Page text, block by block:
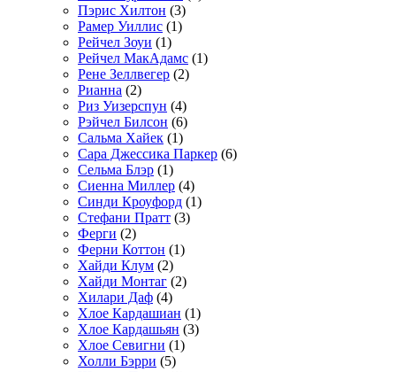
Пэрис Хилтон (3)
Рамер Уиллис (1)
Рейчел Зоуи (1)
Рейчел МакАдамс (1)
Рене Зеллвегер (2)
Рианна (2)
Риз Уизерспун (4)
Рэйчел Билсон (6)
Сальма Хайек (1)
Сара Джессика Паркер (6)
Сельма Блэр (1)
Сиенна Миллер (4)
Синди Кроуфорд (1)
Стефани Пратт (3)
Ферги (2)
Ферни Коттон (1)
Хайди Клум (2)
Хайди Монтаг (2)
Хилари Даф (4)
Хлое Кардашиан (1)
Хлое Кардашьян (3)
Хлое Севигни (1)
Холли Бэрри (5)